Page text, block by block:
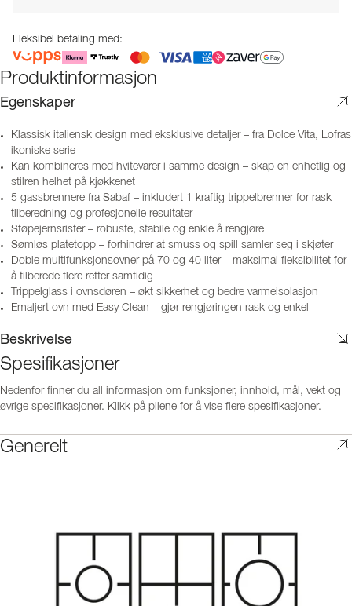
Fleksibel betaling med:
Produktinformasjon
Egenskaper
Klassisk italiensk design med eksklusive detaljer – fra Dolce Vita, Lofras
ikoniske serie
Kan kombineres med hvitevarer i samme design – skap en enhetlig og
stilren helhet på kjøkkenet
5 gassbrennere fra Sabaf – inkludert 1 kraftig trippelbrenner for rask
tilberedning og profesjonelle resultater
Støpejernsrister – robuste, stabile og enkle å rengjøre
Sømløs platetopp – forhindrer at smuss og spill samler seg i skjøter
Doble multifunksjonsovner på 70 og 40 liter – maksimal fleksibilitet for
å tilberede flere retter samtidig
Trippelglass i ovnsdøren – økt sikkerhet og bedre varmeisolasjon
Emaljert ovn med Easy Clean – gjør rengjøringen rask og enkel
Beskrivelse
Spesifikasjoner
Nedenfor finner du all informasjon om funksjoner, innhold, mål, vekt og
øvrige spesifikasjoner. Klikk på pilene for å vise flere spesifikasjoner.
Generelt